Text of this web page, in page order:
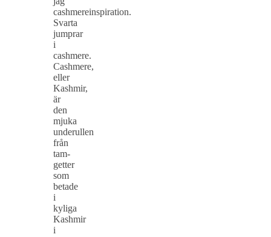
cashmereinspiration.
Svarta
jumprar
i
cashmere.
Cashmere,
eller
Kashmir,
är
den
mjuka
underullen
från
tam-
getter
som
betade
i
kyliga
Kashmir
i